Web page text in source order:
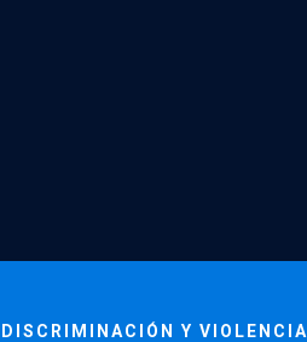
DISCRIMINACIÓN Y VIOLENCIA